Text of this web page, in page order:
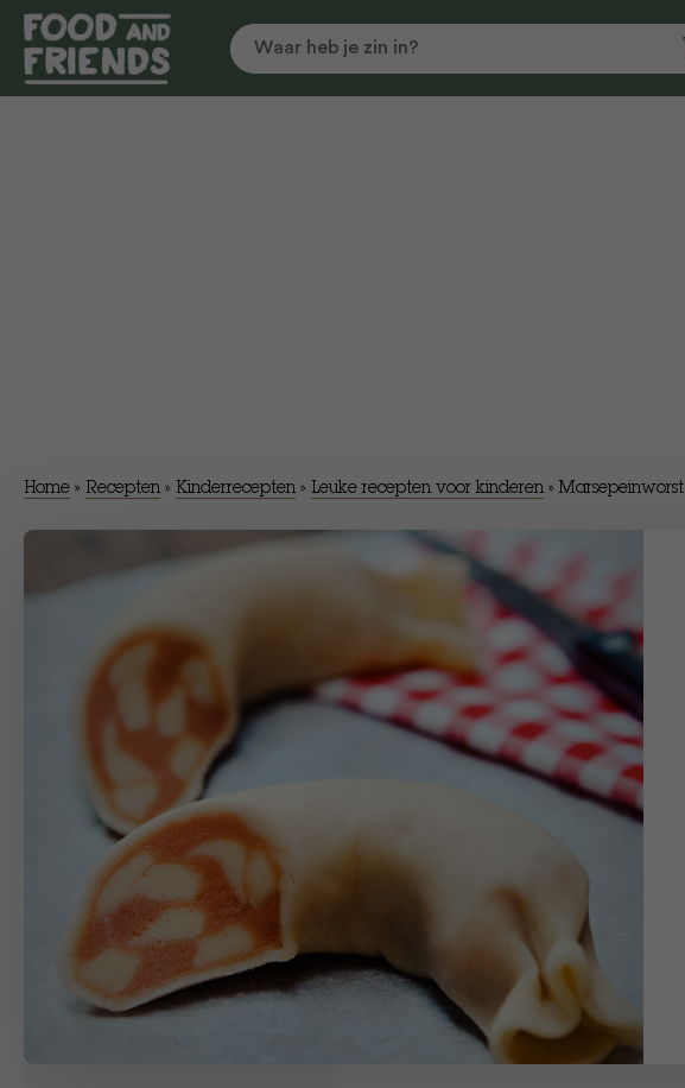
Home » Recepten » Kinderrecepten » Leuke recepten voor kinderen »Marsepeinworst